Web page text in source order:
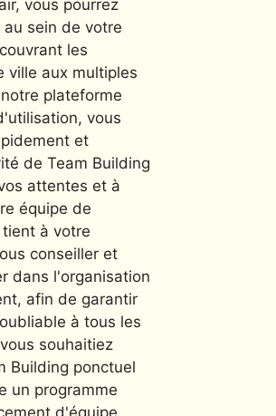
vous pourrez
sein de votre
les
ville aux multiples
plateforme
vous
et
de Team Building
attentes et à
équipe de
à votre
conseiller et
dans l'organisation
afin de garantir
à tous les
souhaitiez
Building ponctuel
un programme
d'équipe,